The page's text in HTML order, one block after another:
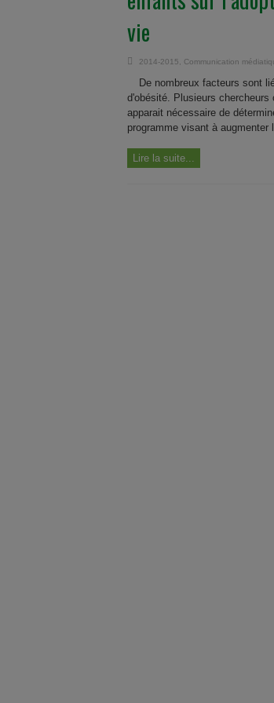
vie
2014-2015 Communication
De nombreux facteurs sont
d'obésité. Plusieurs chercheurs
apparait nécessaire de
programme visant à
Lire la suite...